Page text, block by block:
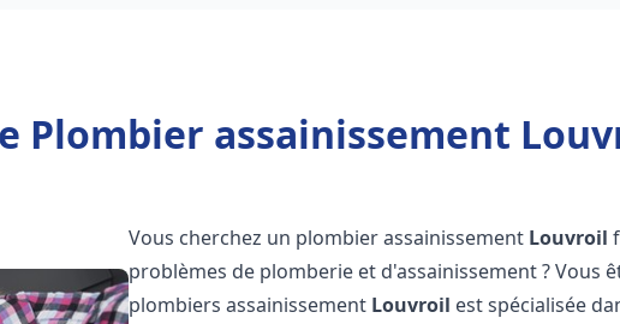
Plombier assainissement
Vous cherchez un plombier assainissement Louvroil
problèmes de plomberie et d'assainissement ? Vous
plombiers assainissement Louvroil est spécialisée